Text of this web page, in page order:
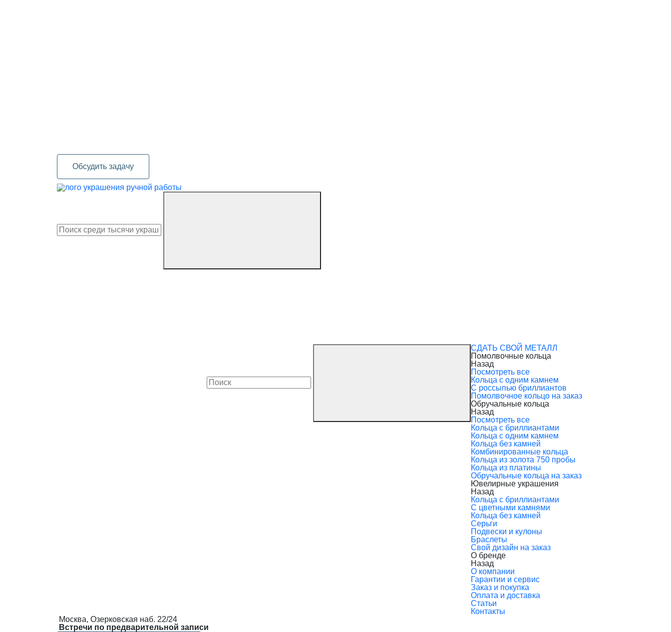
Обсудить задачу
украшения ручной работы
СДАТЬ СВОЙ МЕТАЛЛ
Помолвочные кольца
Назад
Посмотреть все
Кольца с одним камнем
С россыпью бриллиантов
Помолвочное кольцо на заказ
Обручальные кольца
Назад
Посмотреть все
Кольца с бриллиантами
Кольца с одним камнем
Кольца без камней
Комбинированные кольца
Кольца из золота 750 пробы
Кольца из платины
Обручальные кольца на заказ
Ювелирные украшения
Назад
Кольца с бриллиантами
С цветными камнями
Кольца без камней
Серьги
Подвески и кулоны
Браслеты
Свой дизайн на заказ
О бренде
Назад
О компании
Гарантии и сервис
Заказ и покупка
Оплата и доставка
Статьи
Контакты
Москва, Озерковская наб. 22/24
Встречи по предварительной записи